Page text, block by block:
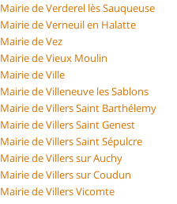
Mairie de Verderel lès Sauqueuse
Mairie de Verneuil en Halatte
Mairie de Vez
Mairie de Vieux Moulin
Mairie de Ville
Mairie de Villeneuve les Sablons
Mairie de Villers Saint Barthélemy
Mairie de Villers Saint Genest
Mairie de Villers Saint Sépulcre
Mairie de Villers sur Auchy
Mairie de Villers sur Coudun
Mairie de Villers Vicomte